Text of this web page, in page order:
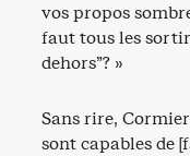
vos propos
faut tous les
dehors”? »
Sans rire,
sont capables de